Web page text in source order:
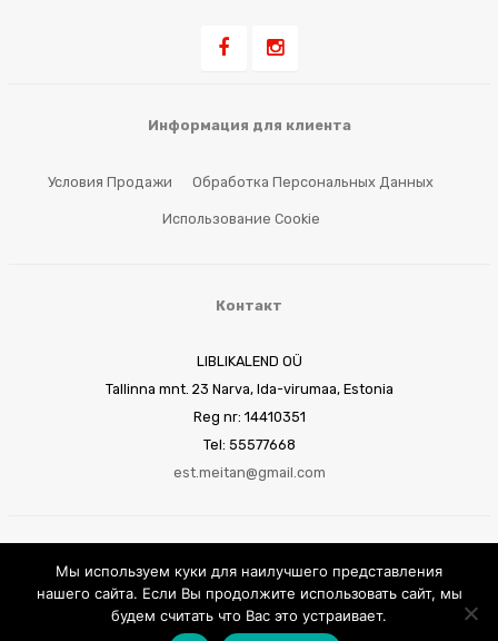
БИЗНЕС ВОЗМОЖНОСТИ
Информация для клиента
Условия Продажи Обработка Персональных Данных
Использование Cookie
Контакт
LIBLIKALEND OÜ
Tallinna mnt. 23 Narva, Ida-virumaa, Estonia
Reg nr: 14410351
Tel: 55577668
est.meitan@gmail.com
Мы используем куки для наилучшего представления
нашего сайта. Если Вы продолжите использовать сайт, мы
будем считать что Вас это устраивает.